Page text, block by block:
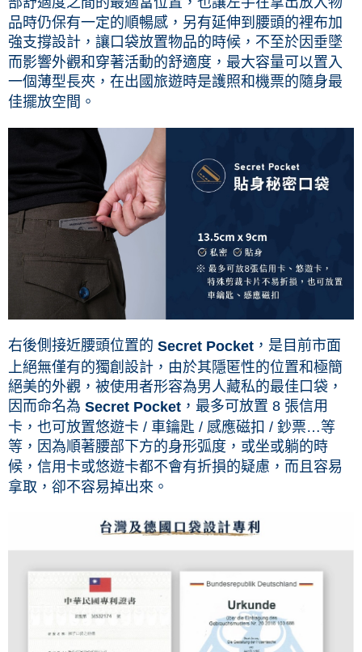
品時仍保有一定的順暢感，另有延伸到腰頭的裡布加
強支撐設計，讓口袋放置物品的時候，不至於因垂墜
而影響外觀和穿著活動的舒適度，最大容量可以置入
一個薄型長夾，在出國旅遊時是護照和機票的隨身最
佳擺放空間。
右後側接近腰頭位置的 Secret Pocket ，是目前市面
上絕無僅有的獨創設計，由於其隱匿性的位置和極簡
絕美的外觀，被使用者形容為男人藏私的最佳口袋，
因而命名為 Secret Pocket ，最多可放置 8 張信用
卡，也可放置悠遊卡 / 車鑰匙 / 感應磁扣 / 鈔票…等
等，因為順著腰部下方的身形弧度，或坐或躺的時
候，信用卡或悠遊卡都不會有折損的疑慮，而且容易
拿取，卻不容易掉出來。